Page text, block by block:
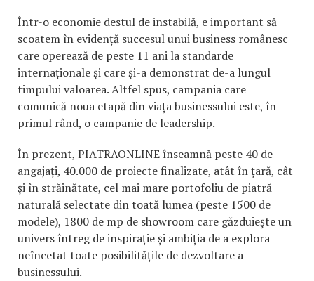
Într-o economie destul de instabilă, e important să
scoatem în evidență succesul unui business românesc
care operează de peste 11 ani la standarde
internaționale și care și-a demonstrat de-a lungul
timpului valoarea. Altfel spus, campania care
comunică noua etapă din viața businessului este, în
primul rând, o campanie de leadership.
În prezent, PIATRAONLINE înseamnă peste 40 de
angajați, 40.000 de proiecte finalizate, atât în țară, cât
și în străinătate, cel mai mare portofoliu de piatră
naturală selectate din toată lumea (peste 1500 de
modele), 1800 de mp de showroom care găzduiește un
univers întreg de inspirație și ambiția de a explora
neîncetat toate posibilitățile de dezvoltare a
businessului.